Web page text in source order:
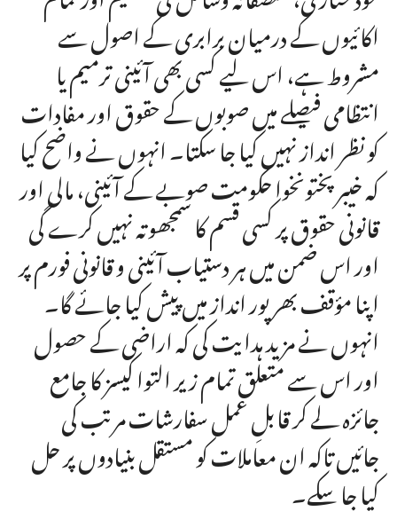
اکائیوں کے درمیان برابری کے اصول سے
مشروط ہے، اس لیے کسی بھی آئینی ترمیم یا
انتظامی فیصلے میں صوبوں کے حقوق اور مفادات
کو نظر انداز نہیں کیا جا سکتا۔ انہوں نے واضح کیا
کہ خیبر پختونخوا حکومت صوبے کے آئینی، مالی اور
قانونی حقوق پر کسی قسم کا سمجھوتہ نہیں کرے گی
اور اس ضمن میں ہر دستیاب آئینی و قانونی فورم پر
اپنا مؤقف بھرپور انداز میں پیش کیا جائے گا۔
انہوں نے مزید ہدایت کی کہ اراضی کے حصول
اور اس سے متعلق تمام زیر التوا کیسز کا جامع
جائزہ لے کر قابلِ عمل سفارشات مرتب کی
جائیں تاکہ ان معاملات کو مستقل بنیادوں پر حل
کیا جا سکے۔